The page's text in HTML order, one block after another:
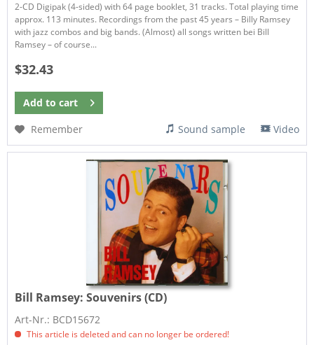
2-CD Digipak (4-sided) with 64 page booklet, 31 tracks. Total playing time
approx. 113 minutes. Recordings from the past 45 years – Billy Ramsey
with jazz combos and big bands. (Almost) all songs written bei Bill
Ramsey – of course...
$32.43
Add to cart
Remember
Sound sample Video
Bill Ramsey:Souvenirs (CD)
Art-Nr.: BCD15672
This article is deleted and can no longer be ordered!